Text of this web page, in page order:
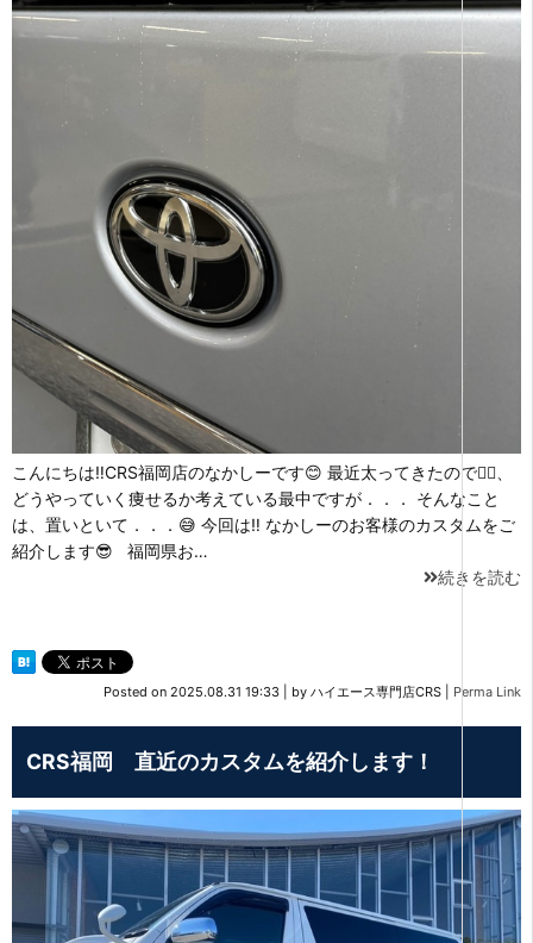
こんにちは‼CRS福岡店のなかしーです😊 最近太ってきたので🤦‍♂️、
どうやっていく痩せるか考えている最中ですが．．． そんなこと
は、置いといて．．．😅 今回は‼ なかしーのお客様のカスタムをご
紹介します😎 福岡県お…
続きを読む
Posted on 2025.08.31 19:33 by ハイエース専門店CRS Perma Link
CRS福岡 直近のカスタムを紹介します！